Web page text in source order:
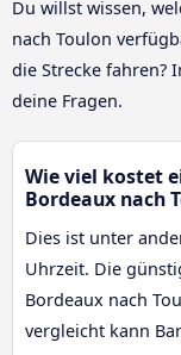
Du willst wissen,
nach Toulon
die Strecke fahren?
deine Fragen.
Wie viel kostet
Bordeaux nach
Dies ist unter
Uhrzeit. Die
Bordeaux nach
vergleicht kann